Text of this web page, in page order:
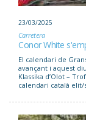
23/03/2025
Carretera
Conor White
El calendari de
avançant i aquest
Klassika d’Olot –
calendari català elit/